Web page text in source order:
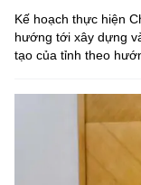
Kế hoạch thực hiện
hướng tới xây dựng
tạo của tỉnh theo